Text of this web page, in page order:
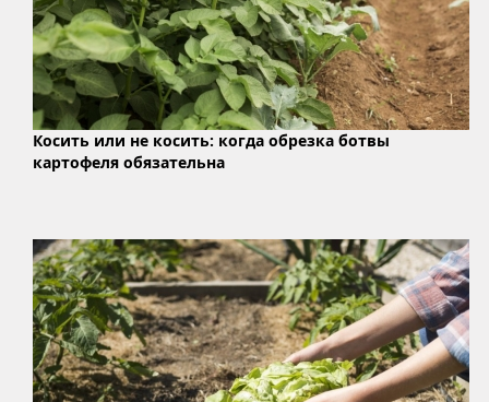
Косить или не косить: когда обрезка ботвы
картофеля обязательна